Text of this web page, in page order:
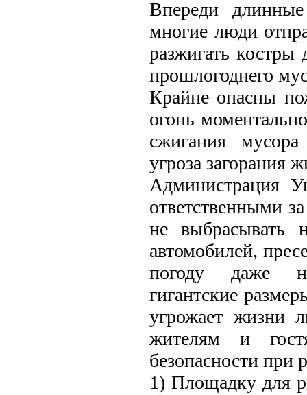
Впереди
многие люди
разжигать
прошлогоднего
Крайне опасны
огонь
сжигания
угроза загорания
Администрация
ответственными
не выбрасывать
автомобилей,
погоду даже
гигантские
угрожает жизни
жителям и
безопасности при
1) Площадку для